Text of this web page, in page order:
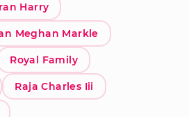
Harry
Meghan Markle
Royal Family
Raja Charles Iii